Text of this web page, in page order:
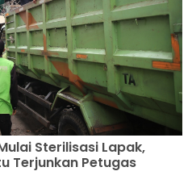
Sterilisasi Lapak,
Terjunkan Petugas